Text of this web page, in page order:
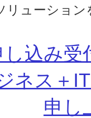
リューショ
し込み受
ネス＋
申し